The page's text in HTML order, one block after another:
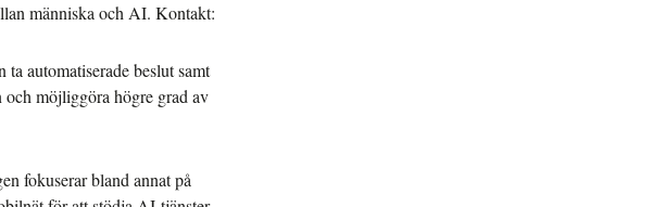
människa och AI. Kontakt:
automatiserade beslut samt
och möjliggöra högre grad av
fokuserar bland annat på